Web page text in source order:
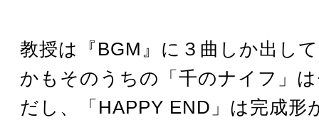
教授は『BGM』に３曲しか出し
かもそのうちの「千のナイフ」
だし、「HAPPY END」は完成形